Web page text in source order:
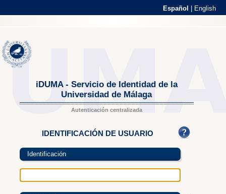
Español English
iDUMA - Servicio de Identidad de la
Universidad de Málaga
Autenticación centralizada
IDENTIFICACIÓN DE USUARIO
Identificación